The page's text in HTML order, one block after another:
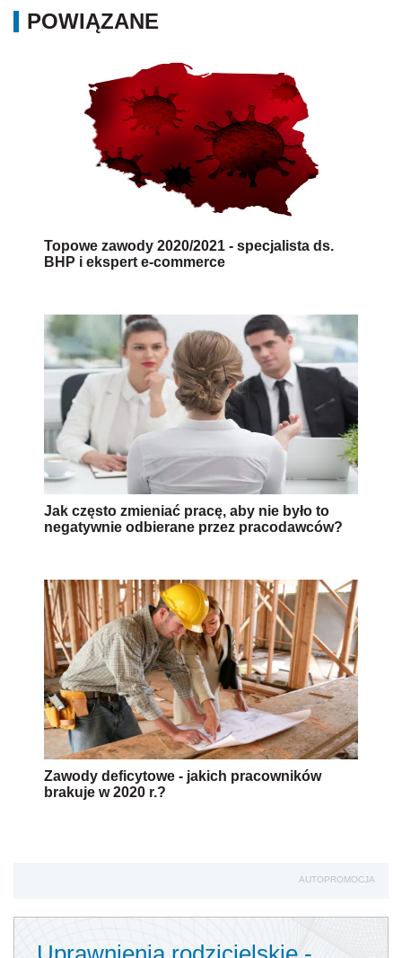
POWIĄZANE
Topowe zawody 2020/2021 - specjalista ds.
BHP i ekspert e-commerce
Jak często zmieniać pracę, aby nie było to
negatywnie odbierane przez pracodawców?
Zawody deficytowe - jakich pracowników
brakuje w 2020 r.?
AUTOPROMOCJA